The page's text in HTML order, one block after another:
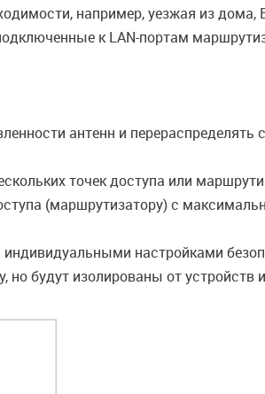
например, уезжая из
к LAN-портам
антенн и перераспределять
точек доступа или
(маршрутизатору) с
настройками
но будут изолированы от устройств